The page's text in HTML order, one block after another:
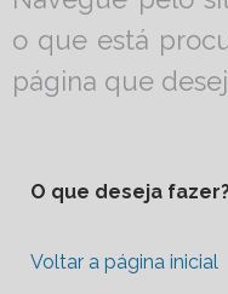
o que está
página que
O que deseja
Voltar a página inicial